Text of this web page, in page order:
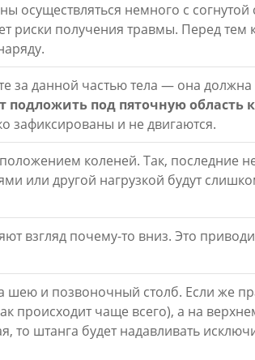
осуществляться немного с согнутой
риски получения травмы. Перед тем
за данной частью тела — она должна
подложить под пяточную область
зафиксированы и не двигаются.
коленей. Так, последние
или другой нагрузкой будут
взгляд почему-то вниз. Это
шею и позвоночный столб. Если же
происходит чаще всего), а на
то штанга будет надавливать